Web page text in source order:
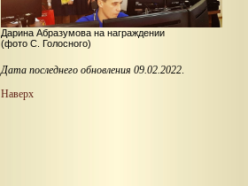
Дарина Абразумова на награждении
(фото С. Голосного)
Дата последнего обновления 09.02.2022
Наверх